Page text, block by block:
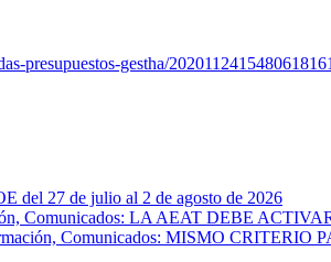
presupuestos-gestha/